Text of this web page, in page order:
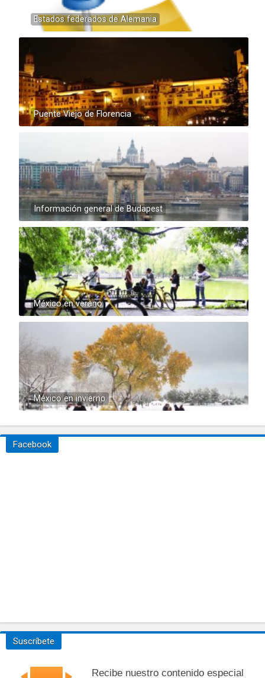
Estados federados de Alemania
Puente Viejo de Florencia
Información general de Budapest
México en verano
México en invierno
Facebook
Suscríbete
Recibe nuestro contenido especial